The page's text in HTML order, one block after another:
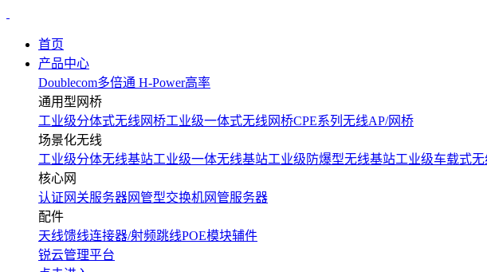
首页
产品中心
Doublecom多倍通 H-Power高率
通用型网桥
工业级分体式无线网桥工业级一体式无线网桥CPE系列无线AP/网桥
场景化无线
工业级分体无线基站工业级一体无线基站工业级防爆型无线基站工业级车载式
核心网
认证网关服务器网管型交换机网管服务器
配件
天线馈线连接器/射频跳线POE模块辅件
锐云管理平台